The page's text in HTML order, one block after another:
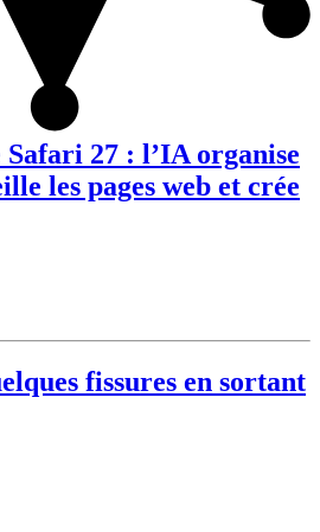
27 : l’IA organise
les pages web et crée
fissures en sortant